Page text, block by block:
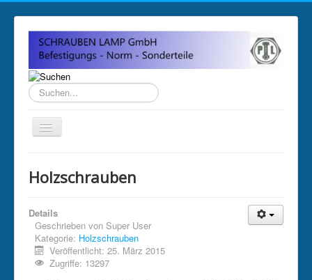
Suchen...
Über uns
Impressum
Anfahrt und Öffnungszeiten
Sitemap
Holzschrauben
Details
Geschrieben von Super User
Kategorie: Holzschrauben
Veröffentlicht: 25. März 2015
Zugriffe: 13297